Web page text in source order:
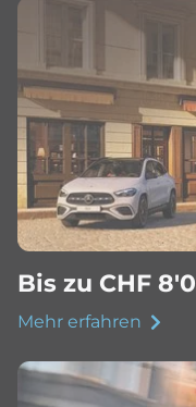
Bis zu CHF
Mehr erfahren